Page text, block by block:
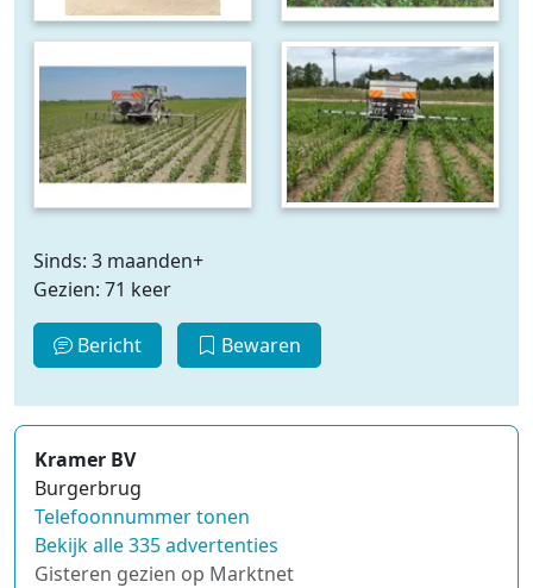
Sinds: 3 maanden+
Gezien: 71 keer
Bericht Bewaren
Kramer BV
Burgerbrug
Telefoonnummer tonen
Bekijk alle 335 advertenties
Gisteren gezien op Marktnet